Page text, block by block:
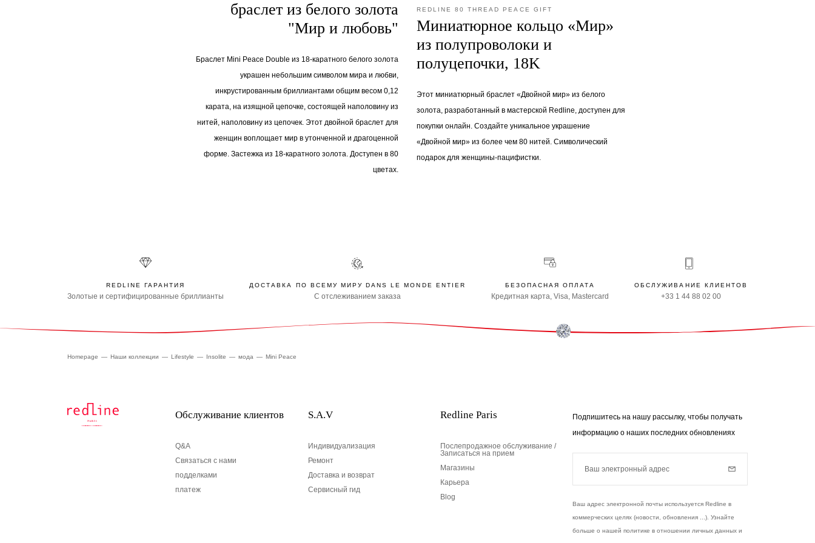
браслет из белого золота
"Мир и любовь"
Браслет Mini Peace Double из 18-каратного белого золота
украшен небольшим символом мира и любви,
инкрустированным бриллиантами общим весом 0,12
карата, на изящной цепочке, состоящей наполовину из
нитей, наполовину из цепочек. Этот двойной браслет для
женщин воплощает мир в утонченной и драгоценной
форме. Застежка из 18-каратного золота. Доступен в 80
цветах.
REDLINE 80 THREAD PEACE GIFT
Миниатюрное кольцо «Мир»
из полупроволоки и
полуцепочки, 18K
Этот миниатюрный браслет «Двойной мир» из белого
золота, разработанный в мастерской Redline, доступен для
покупки онлайн. Создайте уникальное украшение
«Двойной мир» из более чем 80 нитей. Символический
подарок для женщины-пацифистки.
REDLINE ГАРАНТИЯ
Золотые и сертифицированные бриллианты
ДОСТАВКА ПО ВСЕМУ МИРУ DANS LE MONDE ENTIER
С отслеживанием заказа
БЕЗОПАСНАЯ ОПЛАТА
Кредитная карта, Visa, Mastercard
ОБСЛУЖИВАНИЕ КЛИЕНТОВ
+33 1 44 88 02 00
Homepage Наши коллекции Lifestyle Insolite мода Mini Peace
Обслуживание клиентов
Q&A
Связаться с нами
подделками
платеж
S.A.V
Индивидуализация
Ремонт
Доставка и возврат
Сервисный гид
Redline Paris
Послепродажное обслуживание /
Записаться на прием
Магазины
Карьера
Blog
Подпишитесь на нашу рассылку, чтобы получать
информацию о наших последних обновлениях
Ваш электронный адрес
Ваш адрес электронной почты используется Redline в
коммерческих целях (новости, обновления ...). Узнайте
больше о нашей политике в отношении личных данных и